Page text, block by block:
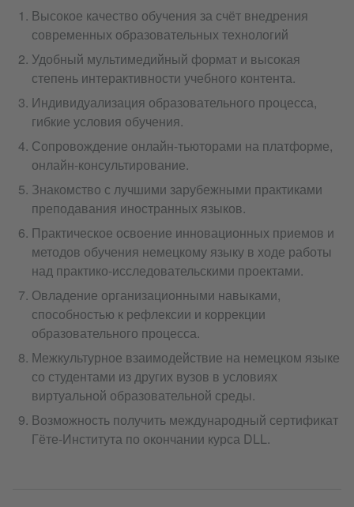
Высокое качество обучения за счёт внедрения
современных образовательных технологий
Удобный мультимедийный формат и высокая
степень интерактивности учебного контента.
Индивидуализация образовательного процесса,
гибкие условия обучения.
Сопровождение онлайн-тьюторами на платформе,
онлайн-консультирование.
Знакомство с лучшими зарубежными практиками
преподавания иностранных языков.
Практическое освоение инновационных приемов и
методов обучения немецкому языку в ходе работы
над практико-исследовательскими проектами.
Овладение организационными навыками,
способностью к рефлексии и коррекции
образовательного процесса.
Межкультурное взаимодействие на немецком языке
со студентами из других вузов в условиях
виртуальной образовательной среды.
Возможность получить международный сертификат
Гёте-Института по окончании курса DLL.